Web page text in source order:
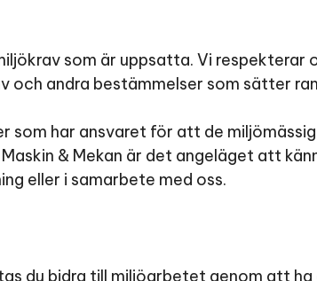
som är uppsatta. Vi respekterar
och andra bestämmelser som sätter
som har ansvaret för att de
& Mekan är det angeläget att
eller i samarbete med oss.
du bidra till miljöarbetet genom att